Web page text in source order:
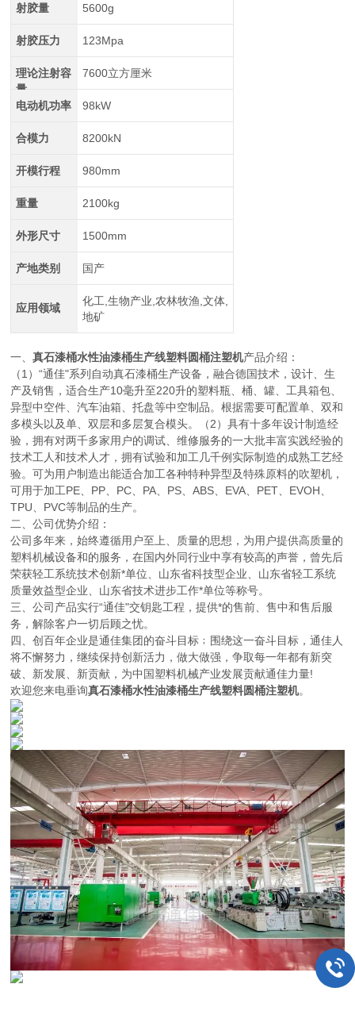
射胶量 5600g
射胶压力 123Mpa
理论注射容
量
7600立方厘米
电动机功率 98kW
合模力 8200kN
开模行程 980mm
重量 2100kg
外形尺寸 1500mm
产地类别 国产
应用领域
化工,生物产业,农林牧渔,文体,
地矿
一、真石漆桶水性油漆桶生产线塑料圆桶注塑机产品介绍：
（1）“通佳"系列自动真石漆桶生产设备，融合德国技术，设计、生
产及销售，适合生产10毫升至220升的塑料瓶、桶、罐、工具箱包、
异型中空件、汽车油箱、托盘等中空制品。根据需要可配置单、双和
多模头以及单、双层和多层复合模头。（2）具有十多年设计制造经
验，拥有对两千多家用户的调试、维修服务的一大批丰富实践经验的
技术工人和技术人才，拥有试验和加工几千例实际制造的成熟工艺经
验。可为用户制造出能适合加工各种特种异型及特殊原料的吹塑机，
可用于加工PE、PP、PC、PA、PS、ABS、EVA、PET、EVOH、
TPU、PVC等制品的生产。
二、公司优势介绍：
公司多年来，始终遵循用户至上、质量的思想，为用户提供高质量的
塑料机械设备和的服务，在国内外同行业中享有较高的声誉，曾先后
荣获轻工系统技术创新*单位、山东省科技型企业、山东省轻工系统
质量效益型企业、山东省技术进步工作*单位等称号。
三、公司产品实行“通佳"交钥匙工程，提供*的售前、售中和售后服
务，解除客户一切后顾之忧。
四、创百年企业是通佳集团的奋斗目标﹔围绕这一奋斗目标，通佳人
将不懈努力，继续保持创新活力，做大做强，争取每一年都有新突
破、新发展、新贡献，为中国塑料机械产业发展贡献通佳力量!
欢迎您来电垂询真石漆桶水性油漆桶生产线塑料圆桶注塑机。